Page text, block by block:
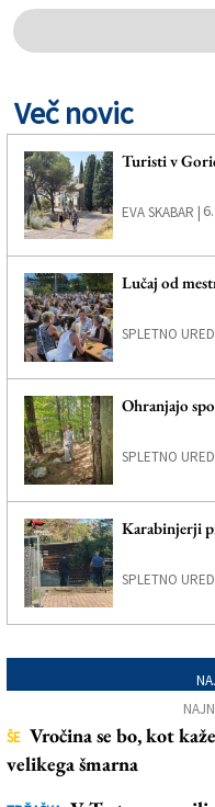
Več novic
Turisti v
EVA SKABAR |
Lučaj od
SPLETNO
Ohranjajo
SPLETNO
Karabinjerji
SPLETNO
ŠE Vročina se bo, kot
velikega šmarna